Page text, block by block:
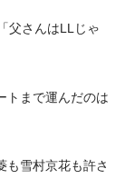
父さんはLLじゃ
トまで運んだのは
も雪村京花も許さ